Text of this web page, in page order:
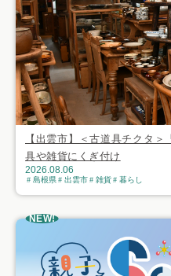
【出雲市】＜古道具チクタ
具や雑貨にくぎ付け
2026.08.06
島根県 出雲市 雑貨 暮らし
NEW!